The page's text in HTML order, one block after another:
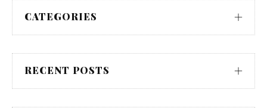
CATEGORIES
RECENT POSTS